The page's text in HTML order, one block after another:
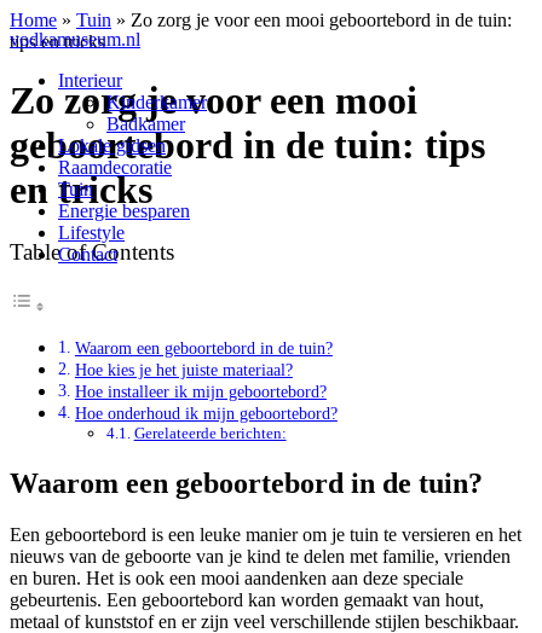
vodkamuseum.nl
Interieur
Kinderkamer
Badkamer
Lokale gidsen
Raamdecoratie
Tuin
Energie besparen
Lifestyle
Contact
Home » Tuin » Zo zorg je voor een mooi geboortebord in de tuin:
tips en tricks
Zo zorg je voor een mooi
geboortebord in de tuin: tips
en tricks
Table of Contents
Waarom een geboortebord in de tuin?
Hoe kies je het juiste materiaal?
Hoe installeer ik mijn geboortebord?
Hoe onderhoud ik mijn geboortebord?
Gerelateerde berichten:
Waarom een geboortebord in de tuin?
Een geboortebord is een leuke manier om je tuin te versieren en het
nieuws van de geboorte van je kind te delen met familie, vrienden
en buren. Het is ook een mooi aandenken aan deze speciale
gebeurtenis. Een geboortebord kan worden gemaakt van hout,
metaal of kunststof en er zijn veel verschillende stijlen beschikbaar.